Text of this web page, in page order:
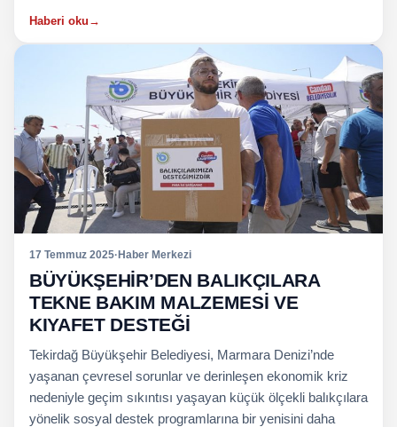
Haberi oku →
17 Temmuz 2025· Haber Merkezi
BÜYÜKŞEHİR’DEN BALIKÇILARA
TEKNE BAKIM MALZEMESİ VE
KIYAFET DESTEĞİ
Tekirdağ Büyükşehir Belediyesi, Marmara Denizi’nde
yaşanan çevresel sorunlar ve derinleşen ekonomik kriz
nedeniyle geçim sıkıntısı yaşayan küçük ölçekli balıkçılara
yönelik sosyal destek programlarına bir yenisini daha